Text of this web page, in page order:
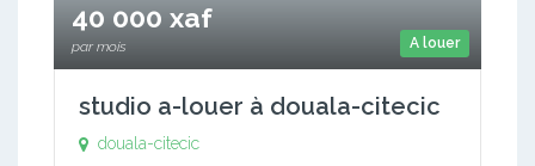
A louer
40 000 xaf
par mois
studio a-louer à douala-citecic
douala-citecic